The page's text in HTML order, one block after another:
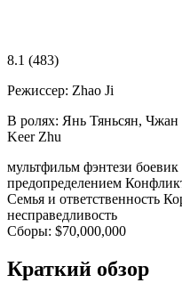
8.1 (483)
Режиссер: Zhao Ji
В ролях: Янь Тяньсян,
Keer Zhu
мультфильм фэнтези боевик
предопределением
Семья и ответственность
несправедливость
Сборы: $70,000,000
Краткий обзор